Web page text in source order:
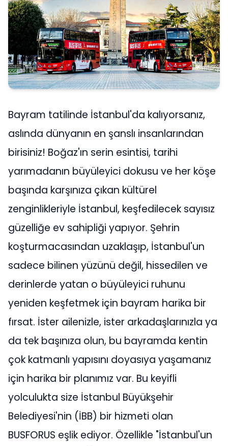
Bayram tatilinde İstanbul'da kalıyorsanız,
aslında dünyanın en şanslı insanlarından
birisiniz! Boğaz'ın serin esintisi, tarihi
yarımadanın büyüleyici dokusu ve her köşe
başında karşınıza çıkan kültürel
zenginlikleriyle İstanbul, keşfedilecek sayısız
güzelliğe ev sahipliği yapıyor. Şehrin
koşturmacasından uzaklaşıp, İstanbul'un
sadece bilinen yüzünü değil, hissedilen ve
derinlerde yatan o büyüleyici ruhunu
yeniden keşfetmek için bayram harika bir
fırsat. İster ailenizle, ister arkadaşlarınızla ya
da tek başınıza olun, bu bayramda kentin
çok katmanlı yapısını doyasıya yaşamanız
için harika bir planımız var. Bu keyifli
yolculukta size İstanbul Büyükşehir
Belediyesi'nin (İBB) bir hizmeti olan
BUSFORUS eşlik ediyor. Özellikle "İstanbul'un